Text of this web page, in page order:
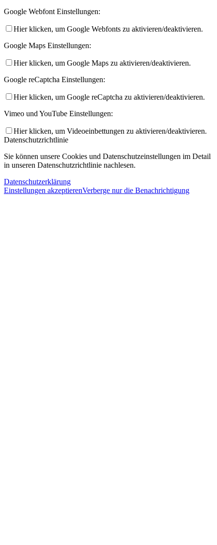
Google Webfont Einstellungen:
Hier klicken, um Google Webfonts zu aktivieren/deaktivieren.
Google Maps Einstellungen:
Hier klicken, um Google Maps zu aktivieren/deaktivieren.
Google reCaptcha Einstellungen:
Hier klicken, um Google reCaptcha zu aktivieren/deaktivieren.
Vimeo und YouTube Einstellungen:
Hier klicken, um Videoeinbettungen zu aktivieren/deaktivieren.
Datenschutzrichtlinie
Sie können unsere Cookies und Datenschutzeinstellungen im Detail
in unseren Datenschutzrichtlinie nachlesen.
Datenschutzerklärung
Einstellungen akzeptierenVerberge nur die Benachrichtigung